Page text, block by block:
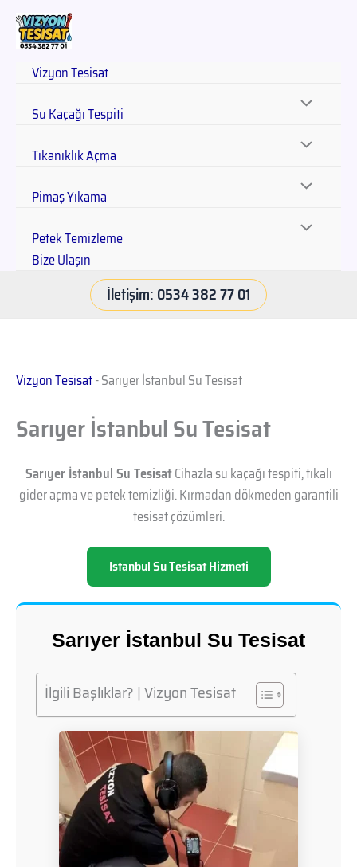
Vizyon Tesisat
Su Kaçağı Tespiti
Tıkanıklık Açma
Pimaş Yıkama
Petek Temizleme
Bize Ulaşın
İletişim: 0534 382 77 01
Vizyon Tesisat-Sarıyer İstanbul Su Tesisat
Sarıyer İstanbul Su Tesisat
Sarıyer İstanbul Su TesisatCihazla su kaçağı tespiti, tıkalı
gider açma ve petek temizliği. Kırmadan dökmeden garantili
tesisat çözümleri.
Istanbul Su Tesisat Hizmeti
Sarıyer İstanbul Su Tesisat
İlgili Başlıklar? | Vizyon Tesisat